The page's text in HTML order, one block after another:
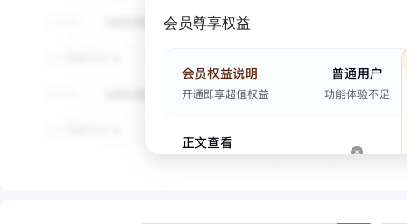
会员尊享权益